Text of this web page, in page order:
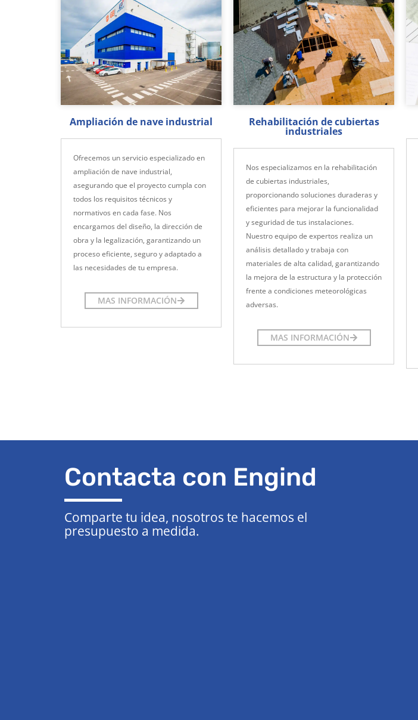
Ampliación de nave industrial
Ofrecemos un servicio especializado en
ampliación de nave industrial,
asegurando que el proyecto cumpla con
todos los requisitos técnicos y
normativos en cada fase. Nos
encargamos del diseño, la dirección de
obra y la legalización, garantizando un
proceso eficiente, seguro y adaptado a
las necesidades de tu empresa.
MAS INFORMACIÓN
Rehabilitación de cubiertas
industriales
Nos especializamos en la rehabilitación
de cubiertas industriales,
proporcionando soluciones duraderas y
eficientes para mejorar la funcionalidad
y seguridad de tus instalaciones.
Nuestro equipo de expertos realiza un
análisis detallado y trabaja con
materiales de alta calidad, garantizando
la mejora de la estructura y la protección
frente a condiciones meteorológicas
adversas.
MAS INFORMACIÓN
Contacta con Engind
Comparte tu idea, nosotros te hacemos el
presupuesto a medida.